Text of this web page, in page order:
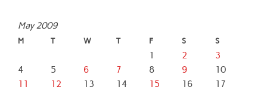
May 2009
M T W T F S S
1 2
3
4
5 6 7 8 9
10
11
12 13 14 15 16
17